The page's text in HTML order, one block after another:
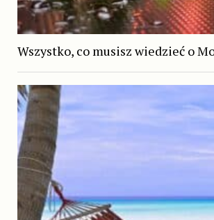
Wszystko, co musisz wiedzieć o